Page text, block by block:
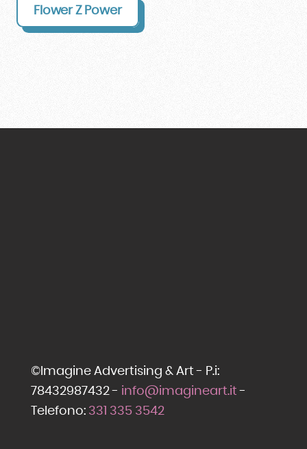
Flower Z Power
©Imagine Advertising & Art - P.i:
78432987432 - info@imagineart.it -
Telefono: 331 335 3542